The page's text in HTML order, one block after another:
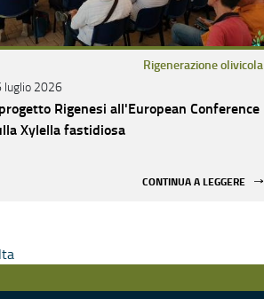
Rigenerazione olivicola
luglio 2026
Rigenesi all'European Conference
Xylella fastidiosa
CONTINUA A LEGGERE